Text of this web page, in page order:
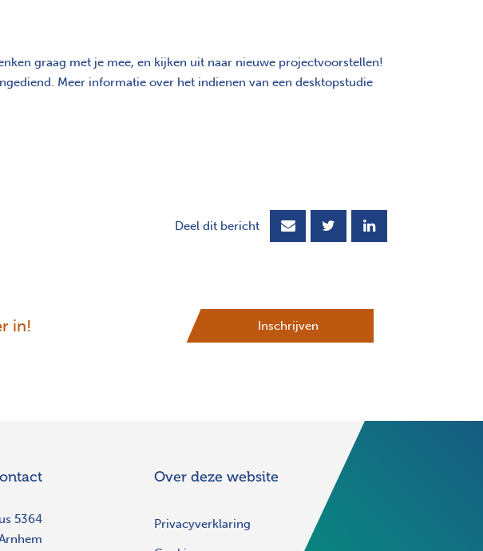
graag met je mee, en kijken uit naar nieuwe projectvoorstellen!
Meer informatie over het indienen van een desktopstudie
Deel dit bericht
in! Inschrijven
5364
Over deze website
Privacyverklaring